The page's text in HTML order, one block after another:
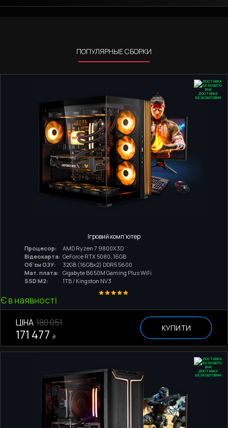
ПОПУЛЯРНЫЕ СБОРКИ
ДОСТАВКА
БЕЗКОШТОВНА
Ігровий комп'ютер
Процесор:
AMD Ryzen 7 9800X3D
Відеокарта: GeForce RTX 5080, 16GB
Об'єм ОЗУ:
32GB (16GBx2) DDR5 5600
Мат. плата:
Gigabyte B650M Gaming Plus WiFi
SSD M2:
1TB / Kingston NV3
Є в наявності
ЦІНА 180 051
171 477 ₴
КУПИТИ
ДОСТАВКА
БЕЗКОШТОВНА